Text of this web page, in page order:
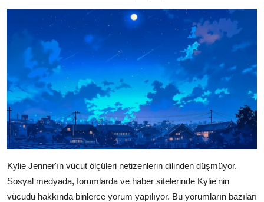
Kylie Jenner'ın vücut ölçüleri netizenlerin dilinden düşmüyor.
Sosyal medyada, forumlarda ve haber sitelerinde Kylie'nin
vücudu hakkında binlerce yorum yapılıyor. Bu yorumların bazıları